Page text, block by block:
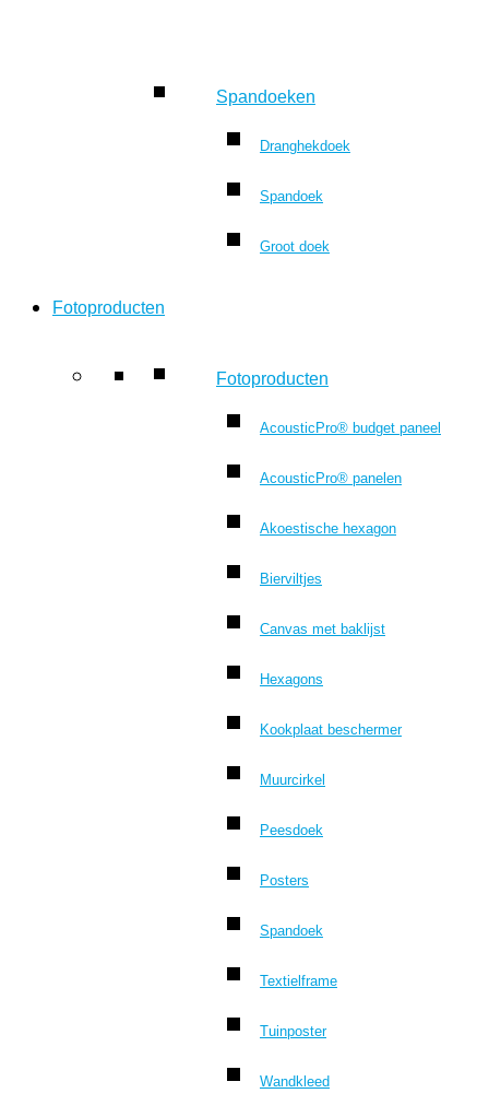
Spandoeken
Dranghekdoek
Spandoek
Groot doek
Fotoproducten
Fotoproducten
AcousticPro® budget paneel
AcousticPro® panelen
Akoestische hexagon
Bierviltjes
Canvas met baklijst
Hexagons
Kookplaat beschermer
Muurcirkel
Peesdoek
Posters
Spandoek
Textielframe
Tuinposter
Wandkleed